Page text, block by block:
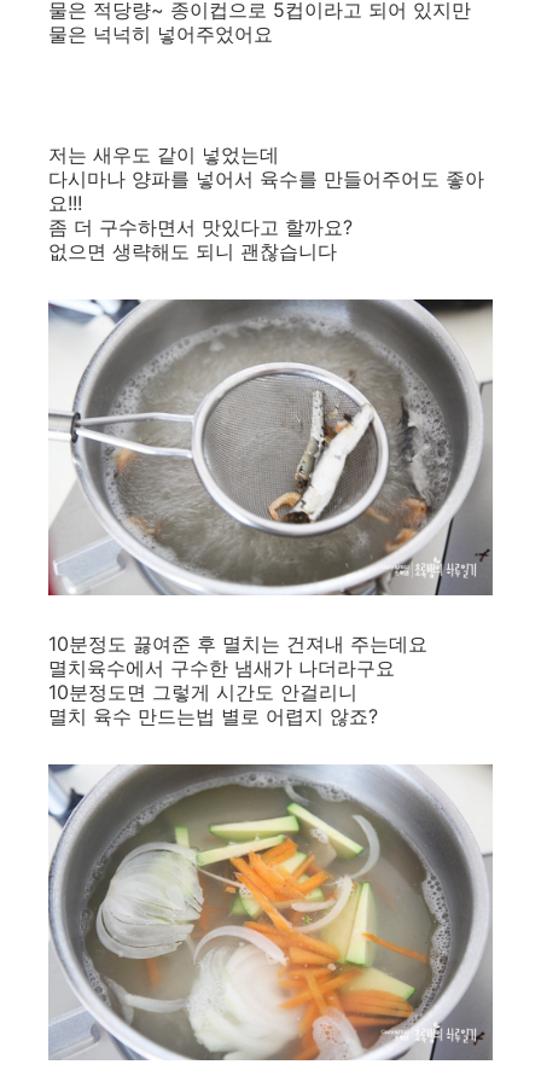
물은 적당량~ 종이컵으로 5컵이라고 되어 있지만
물은 넉넉히 넣어주었어요
저는 새우도 같이 넣었는데
다시마나 양파를 넣어서 육수를 만들어주어도 좋아
요!!!
좀 더 구수하면서 맛있다고 할까요?
없으면 생략해도 되니 괜찮습니다
10분정도 끓여준 후 멸치는 건져내 주는데요
멸치육수에서 구수한 냄새가 나더라구요
10분정도면 그렇게 시간도 안걸리니
멸치 육수 만드는법 별로 어렵지 않죠?